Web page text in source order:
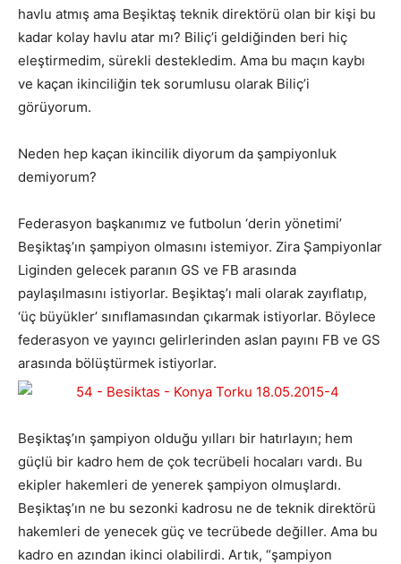
havlu atmış ama Beşiktaş teknik direktörü olan bir kişi bu
kadar kolay havlu atar mı? Biliç’i geldiğinden beri hiç
eleştirmedim, sürekli destekledim. Ama bu maçın kaybı
ve kaçan ikinciliğin tek sorumlusu olarak Biliç’i
görüyorum.
Neden hep kaçan ikincilik diyorum da şampiyonluk
demiyorum?
Federasyon başkanımız ve futbolun ‘derin yönetimi’
Beşiktaş’ın şampiyon olmasını istemiyor. Zira Şampiyonlar
Liginden gelecek paranın GS ve FB arasında
paylaşılmasını istiyorlar. Beşiktaş’ı mali olarak zayıflatıp,
‘üç büyükler’ sınıflamasından çıkarmak istiyorlar. Böylece
federasyon ve yayıncı gelirlerinden aslan payını FB ve GS
arasında bölüştürmek istiyorlar.
Beşiktaş’ın şampiyon olduğu yılları bir hatırlayın; hem
güçlü bir kadro hem de çok tecrübeli hocaları vardı. Bu
ekipler hakemleri de yenerek şampiyon olmuşlardı.
Beşiktaş’ın ne bu sezonki kadrosu ne de teknik direktörü
hakemleri de yenecek güç ve tecrübede değiller. Ama bu
kadro en azından ikinci olabilirdi. Artık, “şampiyon